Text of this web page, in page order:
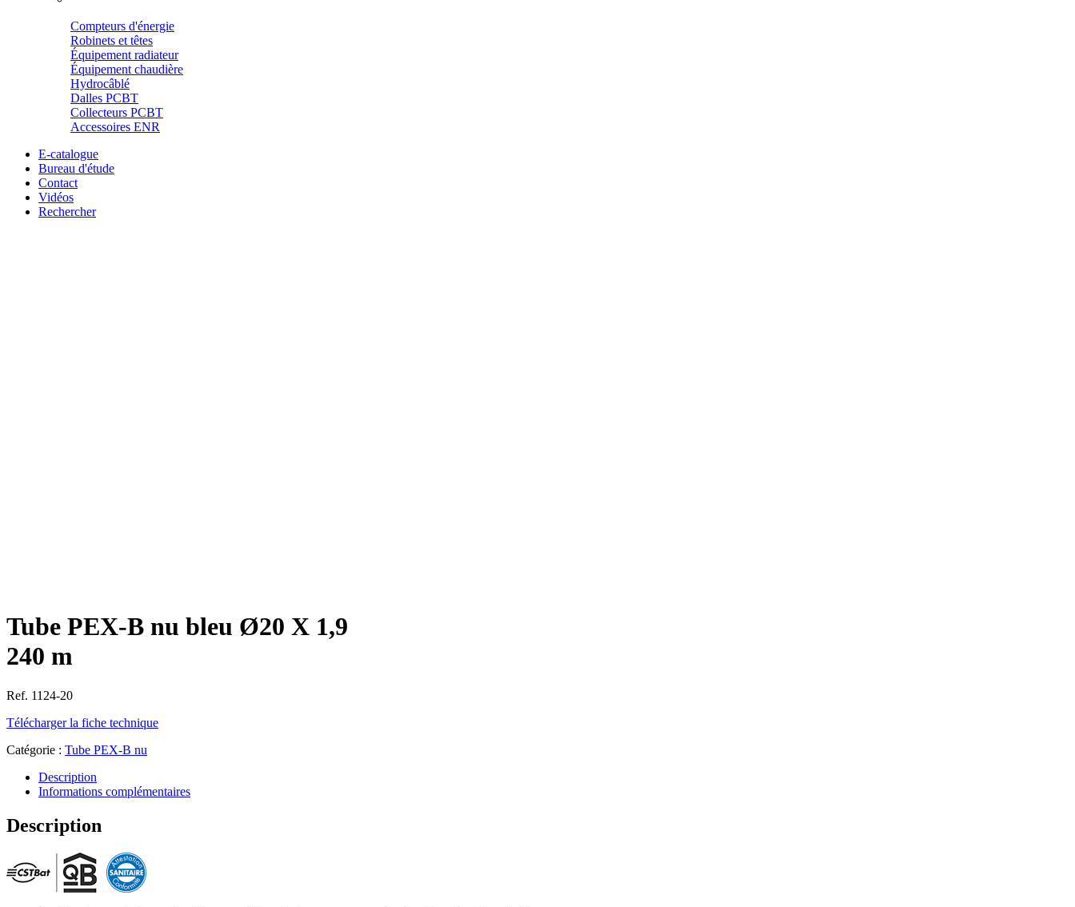
Compteurs d'énergie
Robinets et têtes
Équipement radiateur
Équipement chaudière
Hydrocâblé
Dalles PCBT
Collecteurs PCBT
Accessoires ENR
E-catalogue
Bureau d'étude
Contact
Vidéos
Rechercher
Tube PEX-B nu bleu Ø20 X 1,9
240 m
Ref. 1124-20
Télécharger la fiche technique
Catégorie : Tube PEX-B nu
Description
Informations complémentaires
Description